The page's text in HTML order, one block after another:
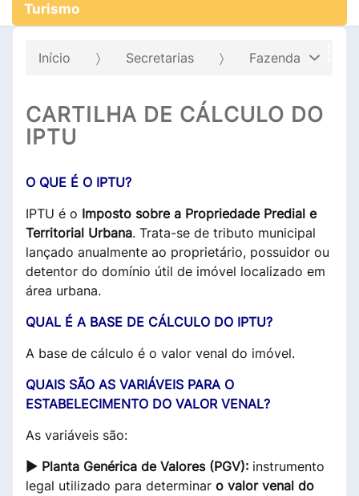
Turismo
Início Secretarias Fazenda
CARTILHA DE CÁLCULO DO
IPTU
O QUE É O IPTU?
IPTU é o Imposto sobre a Propriedade Predial e
Territorial Urbana. Trata-se de tributo municipal
lançado anualmente ao proprietário, possuidor ou
detentor do domínio útil de imóvel localizado em
área urbana.
QUAL É A BASE DE CÁLCULO DO IPTU?
A base de cálculo é o valor venal do imóvel.
QUAIS SÃO AS VARIÁVEIS PARA O
ESTABELECIMENTO DO VALOR VENAL?
As variáveis são:
► Planta Genérica de Valores (PGV): instrumento
legal utilizado para determinar o valor venal do